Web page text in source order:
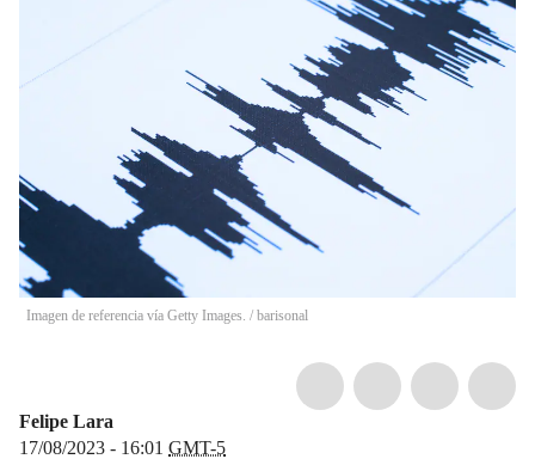
Imagen de referencia vía Getty Images. / barisonal
Felipe Lara
17/08/2023 - 16:01 GMT-5